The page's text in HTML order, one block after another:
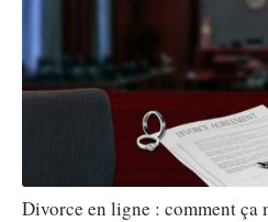
Divorce en ligne : comment ça